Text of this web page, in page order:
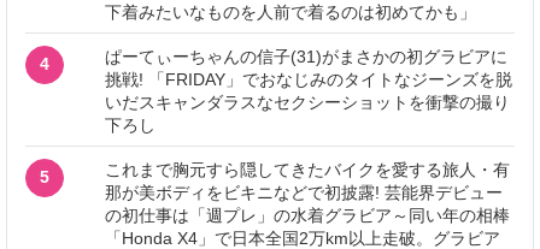
下着みたいなものを人前で着るのは初めてかも」
4
ぱーてぃーちゃんの信子(31)がまさかの初グラビアに
挑戦! 「FRIDAY」でおなじみのタイトなジーンズを脱
いだスキャンダラスなセクシーショットを衝撃の撮り
下ろし
5
これまで胸元すら隠してきたバイクを愛する旅人・有
那が美ボディをビキニなどで初披露! 芸能界デビュー
の初仕事は「週プレ」の水着グラビア～同い年の相棒
「Honda X4」で日本全国2万km以上走破。グラビア